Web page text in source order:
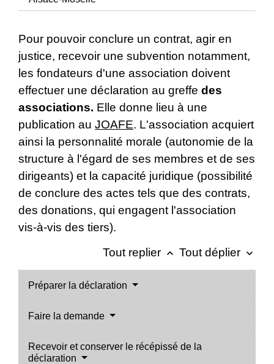
Pour pouvoir conclure un contrat, agir en
justice, recevoir une subvention notamment,
les fondateurs d'une association doivent
effectuer une déclaration au greffe des
associations. Elle donne lieu à une
publication au JOAFE. L'association acquiert
ainsi la personnalité morale (autonomie de la
structure à l'égard de ses membres et de ses
dirigeants) et la capacité juridique (possibilité
de conclure des actes tels que des contrats,
des donations, qui engagent l'association
vis-à-vis des tiers).
Tout replier keyboard_arrow_up Tout déplier keyboard_arrow_down
Préparer la déclaration
Faire la demande
Recevoir et conserver le récépissé de la
déclaration